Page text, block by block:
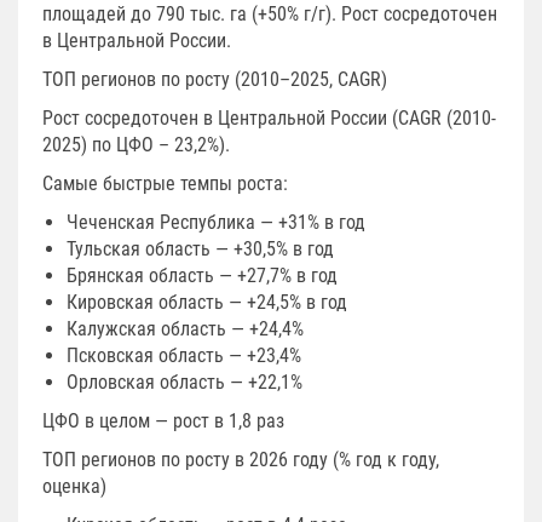
площадей до 790 тыс. га (+50% г/г). Рост сосредоточен
в Центральной России.
ТОП регионов по росту (2010–2025, CAGR)
Рост сосредоточен в Центральной России (CAGR (2010-
2025) по ЦФО – 23,2%).
Самые быстрые темпы роста:
Чеченская Республика — +31% в год
Тульская область — +30,5% в год
Брянская область — +27,7% в год
Кировская область — +24,5% в год
Калужская область — +24,4%
Псковская область — +23,4%
Орловская область — +22,1%
ЦФО в целом — рост в 1,8 раз
ТОП регионов по росту в 2026 году (% год к году,
оценка)